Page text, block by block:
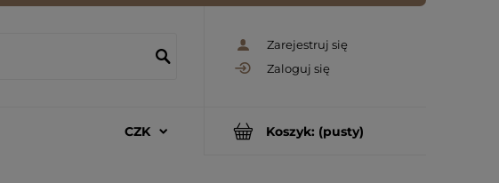
Zarejestruj się
Zaloguj się
Koszyk: (pusty)
CZK